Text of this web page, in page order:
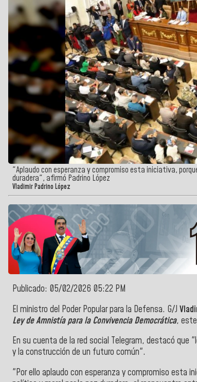
"Aplaudo con esperanza y compromiso esta iniciativa,
duradera", afirmó Padrino López
Vladimir Padrino López
Publicado: 05/02/2026 05:22 PM
El ministro del Poder Popular para la Defensa. G/J
Ley de Amnistía para la Convivencia Democrática,
En su cuenta de la red social Telegram, destacó que
y la construcción de un futuro común".
"Por ello aplaudo con esperanza y compromiso esta